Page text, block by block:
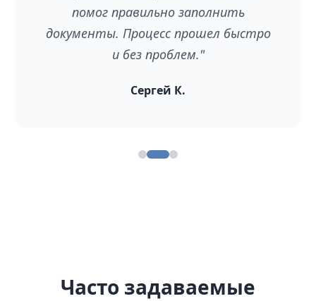
помог правильно заполнить
документы. Процесс прошел быстро
и без проблем."
Сергей К.
Часто задаваемые